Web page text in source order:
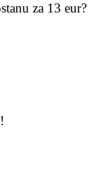
za 13 eur?